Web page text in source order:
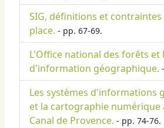
SIG, définitions et contraintes
place. - pp. 67-69.
L'Office national des forêts et
d'information géographique.
Les systèmes d'informations
et la cartographie numérique
Canal de Provence. - pp. 74-76.